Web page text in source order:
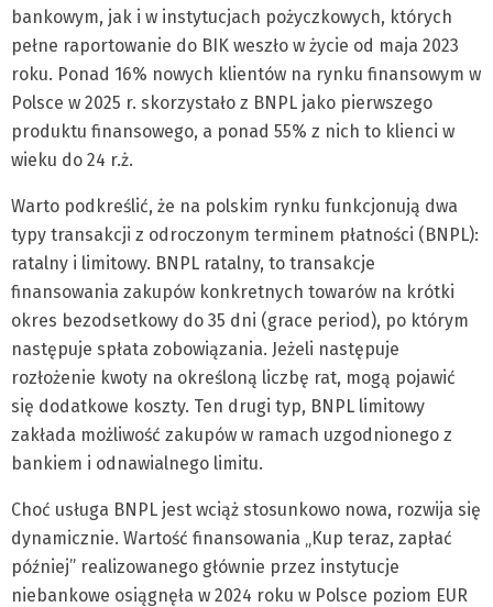
bankowym, jak i w instytucjach pożyczkowych, których
pełne raportowanie do BIK weszło w życie od maja 2023
roku. Ponad 16% nowych klientów na rynku finansowym w
Polsce w 2025 r. skorzystało z BNPL jako pierwszego
produktu finansowego, a ponad 55% z nich to klienci w
wieku do 24 r.ż.
Warto podkreślić, że na polskim rynku funkcjonują dwa
typy transakcji z odroczonym terminem płatności (BNPL):
ratalny i limitowy. BNPL ratalny, to transakcje
finansowania zakupów konkretnych towarów na krótki
okres bezodsetkowy do 35 dni (grace period), po którym
następuje spłata zobowiązania. Jeżeli następuje
rozłożenie kwoty na określoną liczbę rat, mogą pojawić
się dodatkowe koszty. Ten drugi typ, BNPL limitowy
zakłada możliwość zakupów w ramach uzgodnionego z
bankiem i odnawialnego limitu.
Choć usługa BNPL jest wciąż stosunkowo nowa, rozwija się
dynamicznie. Wartość finansowania „Kup teraz, zapłać
później” realizowanego głównie przez instytucje
niebankowe osiągnęła w 2024 roku w Polsce poziom EUR